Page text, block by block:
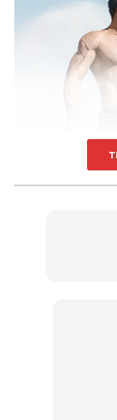
City photo created by
Bahagian teras
ini membantu anda